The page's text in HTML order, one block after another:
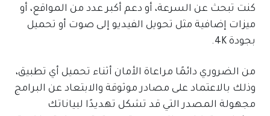
كنت تبحث عن السرعة، أو دعم أكبر عدد من المواقع، أو
ميزات إضافية مثل تحويل الفيديو إلى صوت أو تحميل
بجودة 4K.
من الضروري دائمًا مراعاة الأمان أثناء تحميل أي تطبيق،
وذلك بالاعتماد على مصادر موثوقة والابتعاد عن البرامج
مجهولة المصدر التي قد تشكل تهديدًا لبياناتك